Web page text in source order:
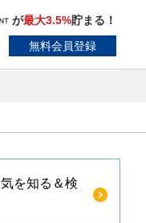
が最大3.5%貯まる！
無料会員登録
を知る＆検